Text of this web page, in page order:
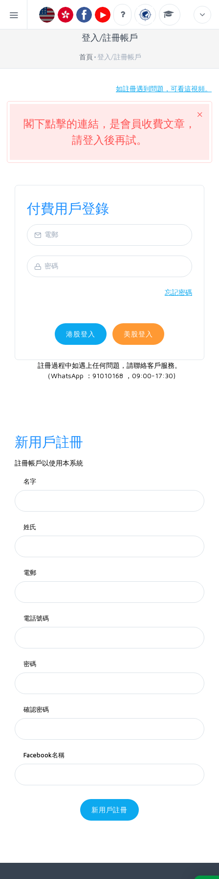
登入/註冊帳戶
首頁 登入/註冊帳戶
如註冊遇到問題，可看這視頻。
閣下點擊的連結，是會員收費文章，
請登入後再試。
付費用戶登錄
忘記密碼
港股登入 美股登入
註冊過程中如遇上任何問題，請聯絡客戶服務。
（WhatsApp ：91010168 ，09:00-17:30)
新用戶註冊
註冊帳戶以使用本系統
名字
姓氏
電郵
電話號碼
密碼
確認密碼
Facebook名稱
新用戶註冊